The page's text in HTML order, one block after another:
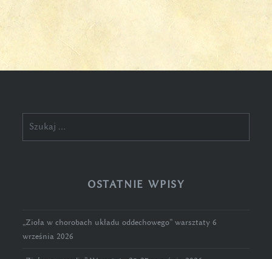
OSTATNIE WPISY
„Zioła w chorobach układu oddechowego” warsztaty 6
września 2026